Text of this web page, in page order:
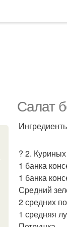
Салат
? 2.
1 банка
1 банка
Средний
2 средних
1 средняя